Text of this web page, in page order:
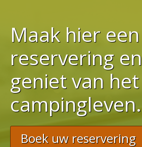
Maak hier een
reservering en
geniet van het
campingleven.
Boek uw reservering